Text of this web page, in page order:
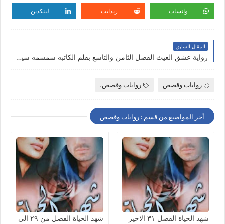
واتساب ريدايت لينكدين
المقال السابق
رواية عشق الغيث الفصل الثامن والتاسع بقلم الكاتبه سمسمه سيد حصريه وجديده على مدونة النجم المتوهج للروايات والمعلومات
روايات وقصص روايات وقصص،
أخر المواضيع من قسم : روايات وقصص
شهد الحياة الفصل ٣١ الاخير
شهد الحياة الفصل من ٢٩ الي